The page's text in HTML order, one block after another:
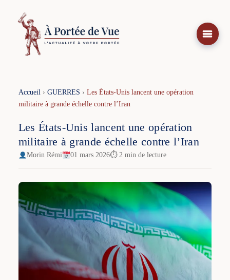
contenu
Accueil› GUERRES › Les États-Unis lancent une opération
militaire à grande échelle contre l’Iran
Les États-Unis lancent une opération
militaire à grande échelle contre l’Iran
Morin Rémi 01 mars 2026⏱ 2 min de lecture